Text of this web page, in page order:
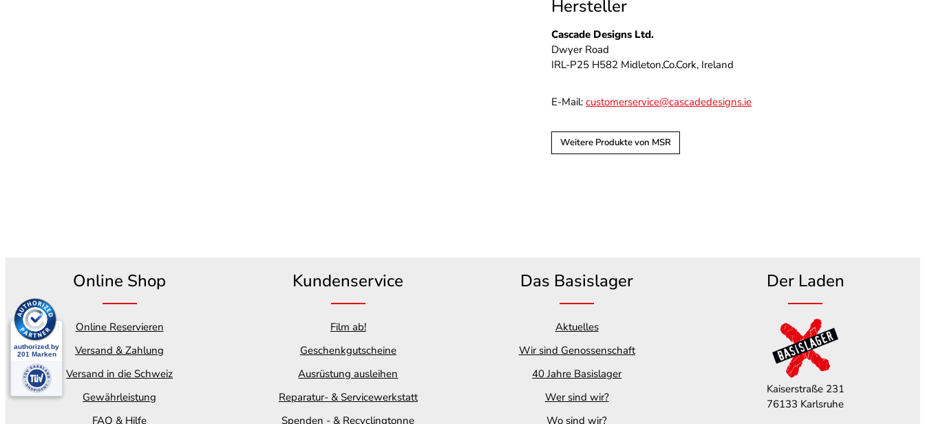
Hersteller
Cascade Designs Ltd.
Dwyer Road
IRL-P25 H582 Midleton,Co.Cork, Ireland
E-Mail:customerservice@cascadedesigns.ie
Weitere Produkte von MSR
Online Shop
Online Reservieren
Versand & Zahlung
Versand in die Schweiz
Gewährleistung
FAQ & Hilfe
Kundenservice
Film ab!
Geschenkgutscheine
Ausrüstung ausleihen
Reparatur- & Servicewerkstatt
Spenden - & Recyclingtonne
Das Basislager
Aktuelles
Wir sind Genossenschaft
40 Jahre Basislager
Wer sind wir?
Wo sind wir?
Der Laden
Kaiserstraße 231
76133 Karlsruhe